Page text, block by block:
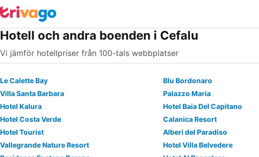
Hotell och andra boenden i Cefalu
Vi jämför hotellpriser från 100-tals webbplatser
Le Calette Bay Blu Bordonaro
Villa Santa Barbara
Palazzo Maria
Hotel Kalura
Hotel Baia Del Capitano
Hotel Costa Verde
Calanica Resort
Hotel Tourist
Alberi del Paradiso
Vallegrande Nature Resort
Hotel Villa Belvedere